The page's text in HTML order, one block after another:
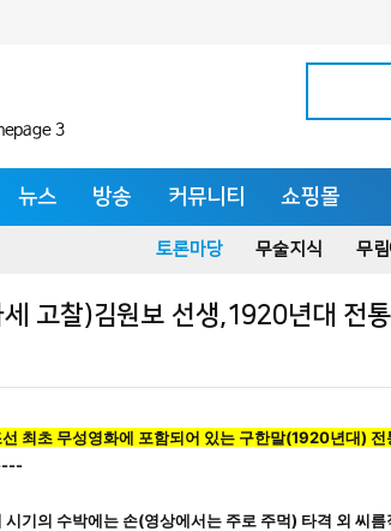
뉴스 방송 커뮤니티 쇼핑몰
토론마당 무술지식 무
세 고찰)김원보 선생,1920년대 전
선 최초 무성영화에 포함되어 있는 구한말(1920년대)
시기의 수박에는 손(영상에서는 주로 주먹) 타격 외 씨